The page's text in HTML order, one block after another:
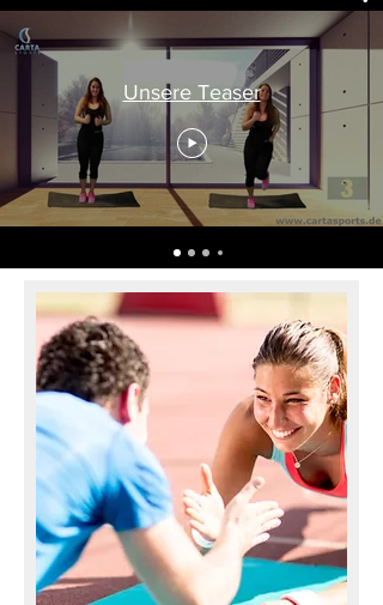
Unsere Teaser